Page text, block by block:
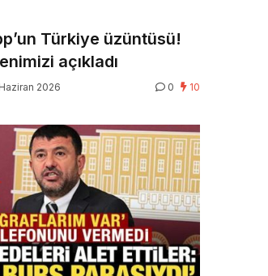
Türkiye üzüntüsü!
açıkladı
2026 0 10